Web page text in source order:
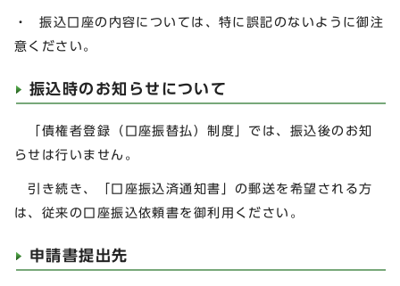
・ 振込口座の内容については、特に誤記のないように御注
意ください。
振込時のお知らせについて
「債権者登録（口座振替払）制度」では、振込後のお知
らせは行いません。
引き続き、「口座振込済通知書」の郵送を希望される方
は、従来の口座振込依頼書を御利用ください。
申請書提出先